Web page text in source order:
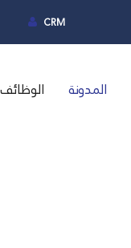
CRM
المدونة الوظائف